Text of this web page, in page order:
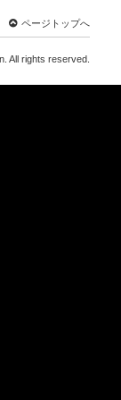
ページトップへ
All rights reserved.